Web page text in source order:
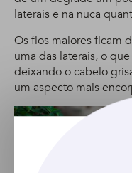
laterais e na nuca
Os fios maiores ficam
uma das laterais, o
deixando o cabelo
um aspecto mais